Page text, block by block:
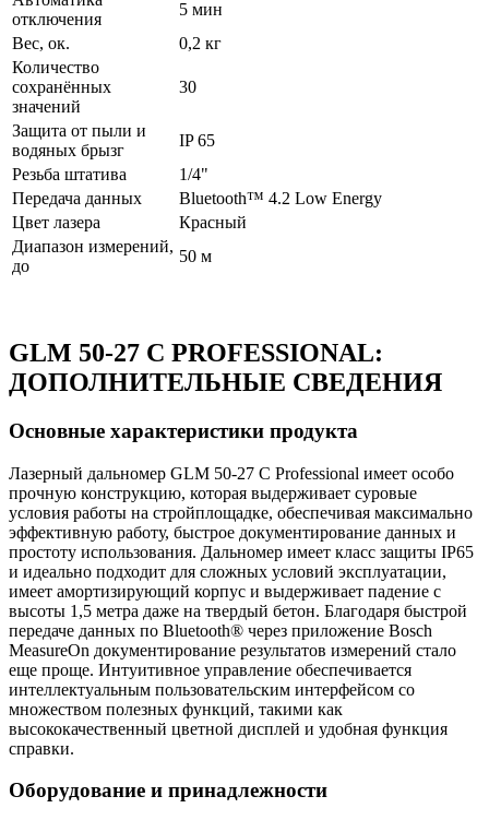
отключения
5 мин
Вес, ок.
0,2 кг
Количество
сохранённых
значений
30
Защита от пыли и
водяных брызг
IP 65
Резьба штатива
1/4"
Передача данных
Bluetooth™ 4.2 Low Energy
Цвет лазера
Красный
Диапазон измерений,
до
50 м
GLM 50-27 C PROFESSIONAL:
ДОПОЛНИТЕЛЬНЫЕ СВЕДЕНИЯ
Основные характеристики продукта
Лазерный дальномер GLM 50-27 C Professional имеет особо
прочную конструкцию, которая выдерживает суровые
условия работы на стройплощадке, обеспечивая максимально
эффективную работу, быстрое документирование данных и
простоту использования. Дальномер имеет класс защиты IP65
и идеально подходит для сложных условий эксплуатации,
имеет амортизирующий корпус и выдерживает падение с
высоты 1,5 метра даже на твердый бетон. Благодаря быстрой
передаче данных по Bluetooth® через приложение Bosch
MeasureOn документирование результатов измерений стало
еще проще. Интуитивное управление обеспечивается
интеллектуальным пользовательским интерфейсом со
множеством полезных функций, такими как
высококачественный цветной дисплей и удобная функция
справки.
Оборудование и принадлежности